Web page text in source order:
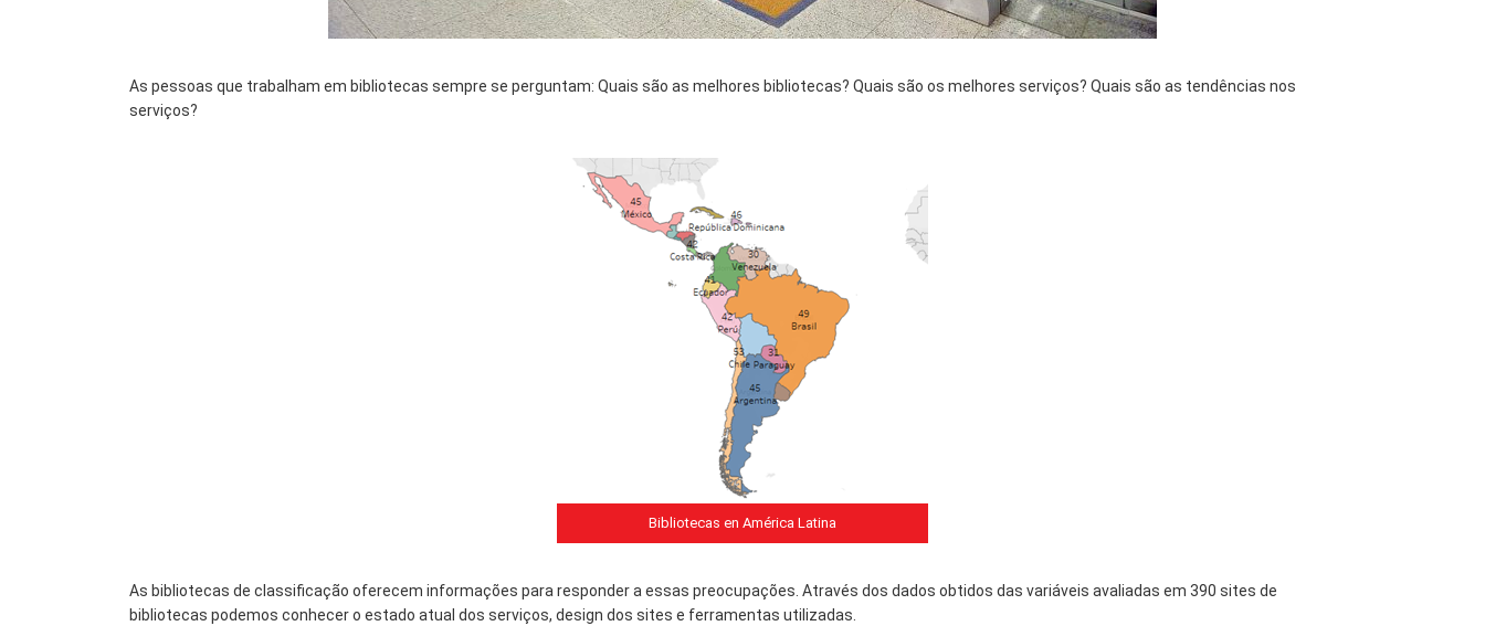
As pessoas que trabalham em bibliotecas sempre se perguntam: Quais são as melhores bibliotecas? Quais são os melhores serviços? Quais são as tendências nos
serviços?
Bibliotecas en América Latina
As bibliotecas de classificação oferecem informações para responder a essas preocupações. Através dos dados obtidos das variáveis avaliadas em 390 sites de
bibliotecas podemos conhecer o estado atual dos serviços, design dos sites e ferramentas utilizadas.